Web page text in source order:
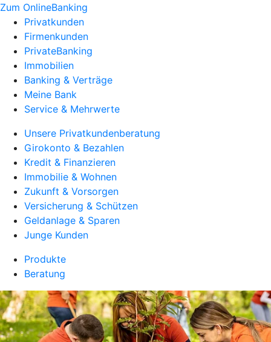
Zum OnlineBanking
Privatkunden
Firmenkunden
PrivateBanking
Immobilien
Banking & Verträge
Meine Bank
Service & Mehrwerte
Unsere Privatkundenberatung
Girokonto & Bezahlen
Kredit & Finanzieren
Immobilie & Wohnen
Zukunft & Vorsorgen
Versicherung & Schützen
Geldanlage & Sparen
Junge Kunden
Produkte
Beratung